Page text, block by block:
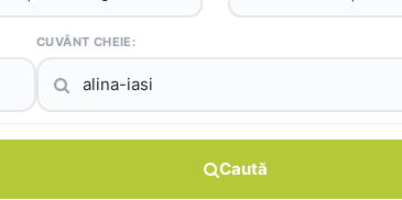
CUVÂNT CHEIE:
Caută